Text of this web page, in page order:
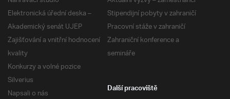
Elektronická úřední deska –
Akademický senát UJEP
Zajišťování a vnitřní hodnocení
kvality
Konkurzy a volné pozice
Silverius
Napsali o nás
Stipendijní pobyty v zahraničí
Pracovní stáže v zahraničí
Zahraniční konference a
semináře
Další pracoviště